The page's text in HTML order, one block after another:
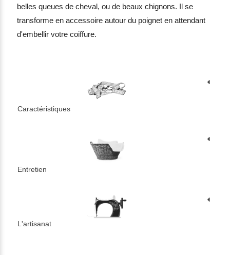
belles queues de cheval, ou de beaux chignons. Il se
transforme en accessoire autour du poignet en attendant
d'embellir votre coiffure.
Caractéristiques
Entretien
L'artisanat